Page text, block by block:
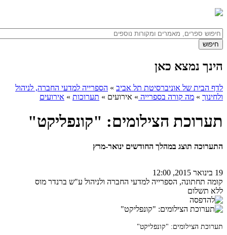
הינך נמצא כאן
לדף הבית של אוניברסיטת תל אביב » הספרייה למדעי החברה, לניהול
ולחינוך » מה קורה בספרייה » אירועים » תערוכות » אירועים
תערוכת הצילומים: "קונפליקט"
התערוכה תוצג במהלך החודשים ינואר-מרץ
19 בינואר 2015, 12:00
קומה תחתונה, הספרייה למדעי החברה ולניהול ע"ש ברנדר מוס
ללא תשלום
תערוכת הצילומים: "קונפליקט"